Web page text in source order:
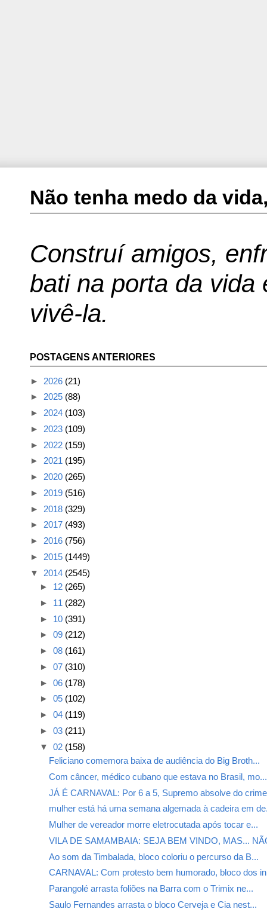
Não tenha medo da
Construí amigos,
bati na porta da vida
vivê-la.
POSTAGENS ANTERIORES
► 2026 (21)
► 2025 (88)
► 2024 (103)
► 2023 (109)
► 2022 (159)
► 2021 (195)
► 2020 (265)
► 2019 (516)
► 2018 (329)
► 2017 (493)
► 2016 (756)
► 2015 (1449)
▼ 2014 (2545)
► 12 (265)
► 11 (282)
► 10 (391)
► 09 (212)
► 08 (161)
► 07 (310)
► 06 (178)
► 05 (102)
► 04 (119)
► 03 (211)
▼ 02 (158)
Feliciano comemora baixa de audiência do Big Broth...
Com câncer, médico cubano que estava no Brasil, mo...
JÁ É CARNAVAL: Por 6 a 5, Supremo absolve do
mulher está há uma semana algemada à cadeira em
Mulher de vereador morre eletrocutada após tocar e...
VILA DE SAMAMBAIA: SEJA BEM VINDO, MAS...
Ao som da Timbalada, bloco coloriu o percurso da B...
CARNAVAL: Com protesto bem humorado, bloco dos
Parangolé arrasta foliões na Barra com o Trimix ne...
Saulo Fernandes arrasta o bloco Cerveja e Cia nest...